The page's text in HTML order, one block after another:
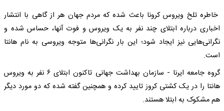
خاطره تلخ ویروس کرونا باعث شده که مردم جهان هر از گاهی با انتشار
اخباری درباره ابتلای چند نفر به یک ویروس و فوت آنها، حساس شده و
نگرانی‌هایی نیز ایجاد شود؛ این بار نگرانی‌ها متوجه ویروسی به نام هانتا
است.
گروه جامعه ایرنا - سازمان بهداشت جهانی تاکنون ابتلای ۶ نفر به ویروس
هانتا را در یک کشتی کروز تایید کرده و همچنین گفته شده که دو مورد دیگر
هم مشکوک به ابتلا هستند.